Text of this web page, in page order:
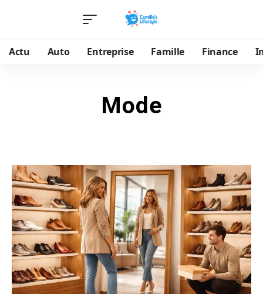
Actu Auto Entreprise Famille Finance
Mode